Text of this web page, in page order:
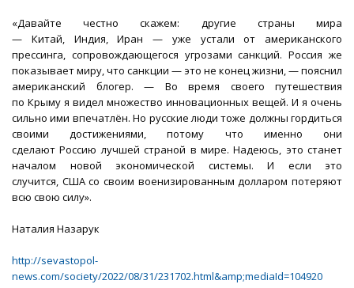
«Давайте честно скажем: другие страны мира
— Китай, Индия, Иран — уже устали от американского
прессинга, сопровождающегося угрозами санкций. Россия же
показывает миру, что санкции — это не конец жизни, — пояснил
американский блогер. — Во время своего путешествия
по Крыму я видел множество инновационных вещей. И я очень
сильно ими впечатлён. Но русские люди тоже должны гордиться
своими достижениями, потому что именно они
сделают Россию лучшей страной в мире. Надеюсь, это станет
началом новой экономической системы. И если это
случится, США со своим военизированным долларом потеряют
всю свою силу».
Наталия Назарук
http://sevastopol-
news.com/society/2022/08/31/231702.html&amp;mediaId=104920